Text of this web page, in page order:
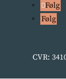
Følg
Følg
CVR: